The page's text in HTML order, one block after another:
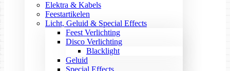
Elektra & Kabels
Feestartikelen
Licht, Geluid & Special Effects
Feest Verlichting
Disco Verlichting
Blacklight
Geluid
Special Effects